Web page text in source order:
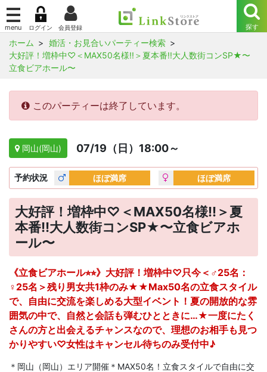
ホーム
婚活・お見合いパーティー検索
大好評！増枠中♡＜MAX50名様!!＞夏本番!!大人数街コンSP★〜
立食ビアホール〜
このパーティーは終了しています。
岡山(岡山) 07/19（日）18:00～
予約状況 ほぼ満席 ほぼ満席
大好評！増枠中♡＜MAX50名様!!＞夏
本番!!大人数街コンSP★〜立食ビアホ
ール〜
《立食ビアホール⭐︎⭐︎》大好評！増枠中♡只今＜♂25名：
♀25名＞残り男女共1枠のみ★★Max50名の立食スタイル
で、自由に交流を楽しめる大型イベント！夏の開放的な雰
囲気の中で、自然と会話も弾むひとときに…★一度にたく
さんの方と出会えるチャンスなので、理想のお相手も見つ
かりやすい♡女性はキャンセル待ちのみ受付中♪
＊岡山（岡山）エリア開催＊MAX50名！立食スタイルで自由に交